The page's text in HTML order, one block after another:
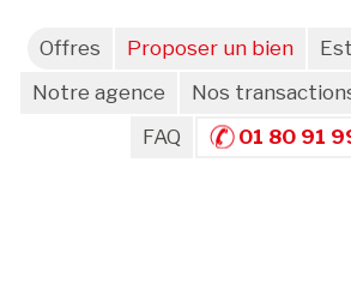
Offres Proposer un bien
Notre agence
Nos
FAQ
01 80 91